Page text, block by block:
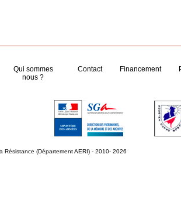
Qui sommes
nous ?
Contact Financement
Résistance (Département AERI) - 2010- 2026